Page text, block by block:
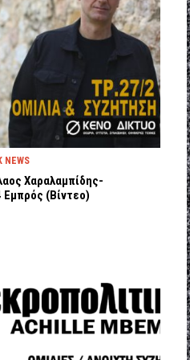
NEWS
Χαραλαμπίδης-
Εμπρός (Βίντεο)